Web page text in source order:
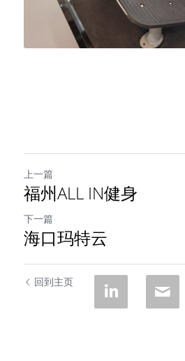
上一篇
福州ALL IN健身
下一篇
海口玛特云
回到主页